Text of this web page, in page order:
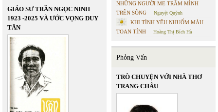
GIÁO SƯ TRẦN NGỌC NINH
1923 -2025 VÀ ƯỚC VỌNG DUY
TÂN
NHỮNG NGƯỜI MẸ TRẦM MÌNH
TRÊN SÔNG
Nguyệt Quỳnh
KHI TÌNH YÊU NHUỐM MÀU
TOAN TÍNH
Hoàng Thị Bích Hà
Phỏng Vấn
TRÒ CHUYỆN VỚI NHÀ THƠ
TRANG CHÂU